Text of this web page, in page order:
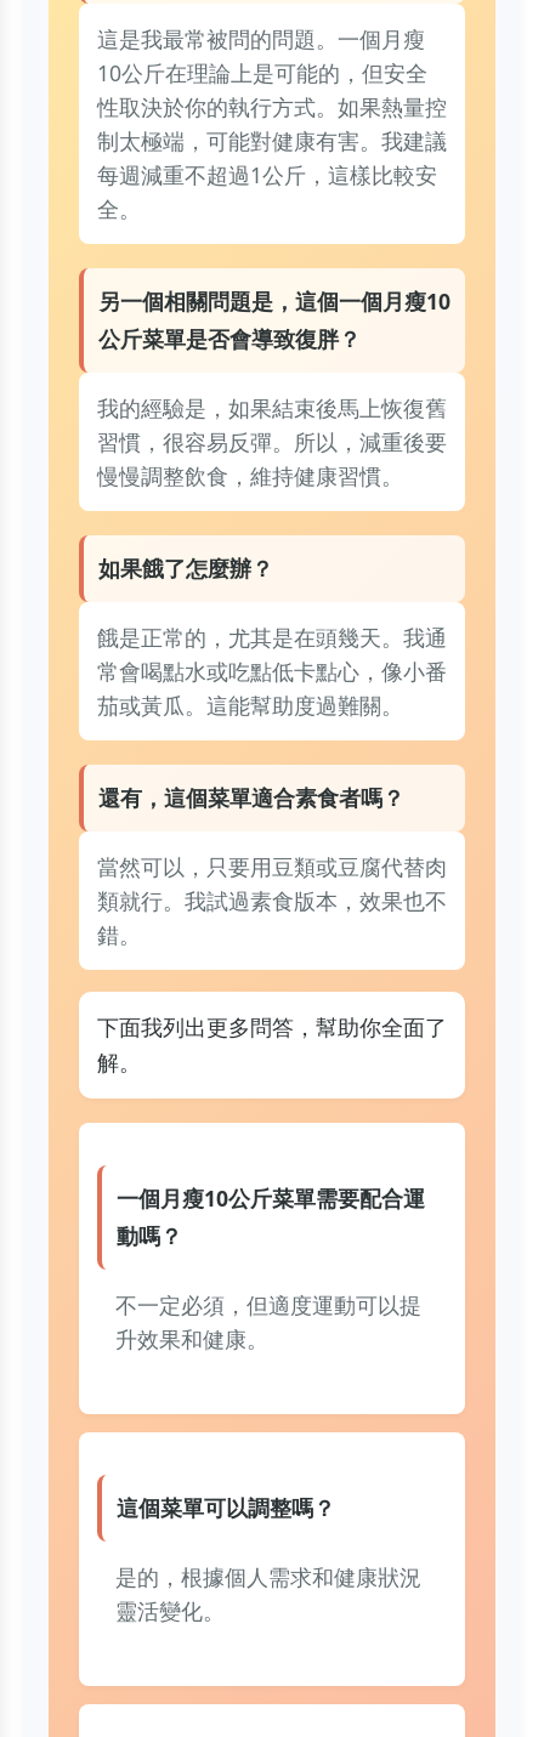
這是我最常被問的問題。一個月瘦
10公斤在理論上是可能的，但安全
性取決於你的執行方式。如果熱量控
制太極端，可能對健康有害。我建議
每週減重不超過1公斤，這樣比較安
全。
另一個相關問題是，這個一個月瘦10
公斤菜單是否會導致復胖？
我的經驗是，如果結束後馬上恢復舊
習慣，很容易反彈。所以，減重後要
慢慢調整飲食，維持健康習慣。
如果餓了怎麼辦？
餓是正常的，尤其是在頭幾天。我通
常會喝點水或吃點低卡點心，像小番
茄或黃瓜。這能幫助度過難關。
還有，這個菜單適合素食者嗎？
當然可以，只要用豆類或豆腐代替肉
類就行。我試過素食版本，效果也不
錯。
下面我列出更多問答，幫助你全面了
解。
一個月瘦10公斤菜單需要配合運
動嗎？
不一定必須，但適度運動可以提
升效果和健康。
這個菜單可以調整嗎？
是的，根據個人需求和健康狀況
靈活變化。